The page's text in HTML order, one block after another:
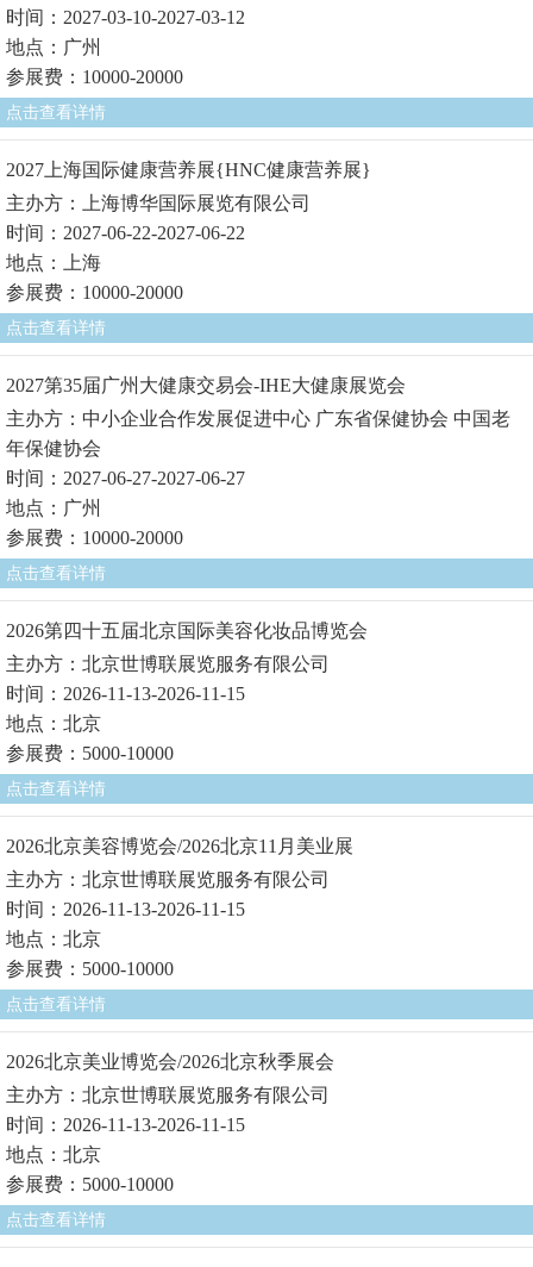
时间：2027-03-10-2027-03-12
地点：广州
参展费：10000-20000
点击查看详情
2027上海国际健康营养展{HNC健康营养展}
主办方：上海博华国际展览有限公司
时间：2027-06-22-2027-06-22
地点：上海
参展费：10000-20000
点击查看详情
2027第35届广州大健康交易会-IHE大健康展览会
主办方：中小企业合作发展促进中心 广东省保健协会 中国老
年保健协会
时间：2027-06-27-2027-06-27
地点：广州
参展费：10000-20000
点击查看详情
2026第四十五届北京国际美容化妆品博览会
主办方：北京世博联展览服务有限公司
时间：2026-11-13-2026-11-15
地点：北京
参展费：5000-10000
点击查看详情
2026北京美容博览会/2026北京11月美业展
主办方：北京世博联展览服务有限公司
时间：2026-11-13-2026-11-15
地点：北京
参展费：5000-10000
点击查看详情
2026北京美业博览会/2026北京秋季展会
主办方：北京世博联展览服务有限公司
时间：2026-11-13-2026-11-15
地点：北京
参展费：5000-10000
点击查看详情